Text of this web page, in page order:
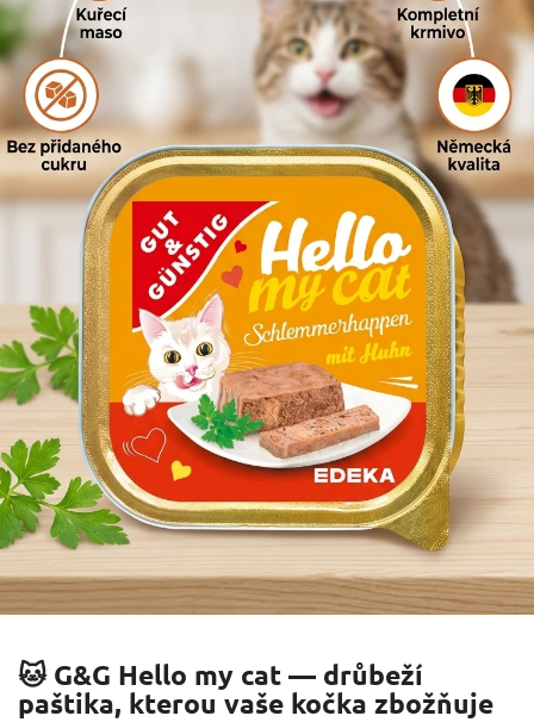
🐱 G&G Hello my cat — drůbeží
paštika, kterou vaše kočka zbožňuje